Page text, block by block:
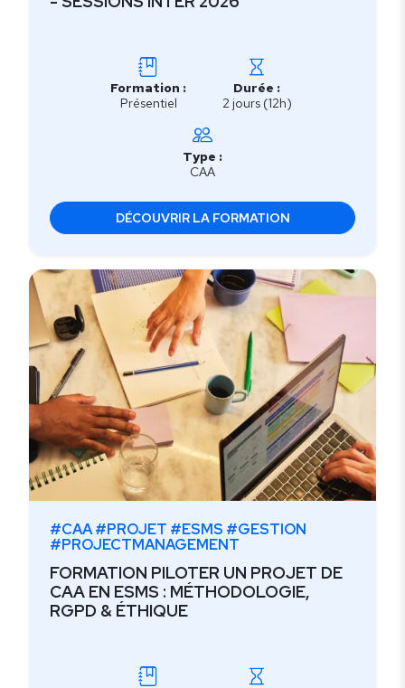
Formation :
Présentiel
Durée :
2 jours (12h)
Type :
CAA
DÉCOUVRIR LA FORMATION
#CAA #PROJET #ESMS #GESTION
#PROJECTMANAGEMENT
FORMATION PILOTER UN PROJET DE
CAA EN ESMS : MÉTHODOLOGIE,
RGPD & ÉTHIQUE